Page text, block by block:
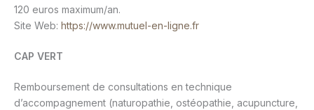
120 euros maximum/an.
Site Web: https://www.mutuel-en-ligne.fr
CAP VERT
Remboursement de consultations en technique
d’accompagnement (naturopathie, ostéopathie, acupuncture,